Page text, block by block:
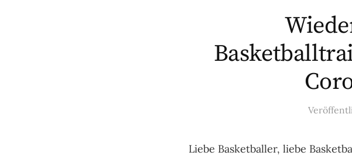
Liebe Basketballer, liebe